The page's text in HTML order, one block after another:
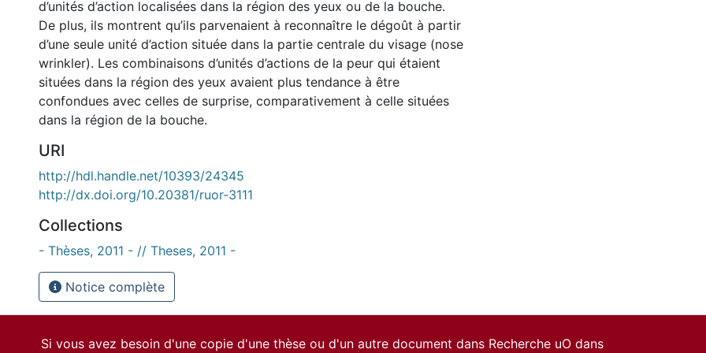
d’unités d’action localisées dans la région des yeux ou de la bouche.
De plus, ils montrent qu’ils parvenaient à reconnaître le dégoût à partir
d’une seule unité d’action située dans la partie centrale du visage (nose
wrinkler). Les combinaisons d’unités d’actions de la peur qui étaient
situées dans la région des yeux avaient plus tendance à être
confondues avec celles de surprise, comparativement à celle situées
dans la région de la bouche.
URI
http://hdl.handle.net/10393/24345
http://dx.doi.org/10.20381/ruor-3111
Collections
- Thèses, 2011 - // Theses, 2011 -
Notice complète
Si vous avez besoin d'une copie d'une thèse ou d'un autre document dans Recherche uO dans